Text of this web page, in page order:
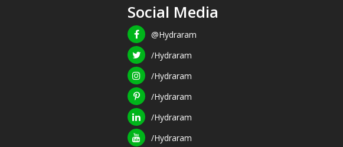
Social Media
@Hydraram
/Hydraram
/Hydraram
/Hydraram
/Hydraram
/Hydraram